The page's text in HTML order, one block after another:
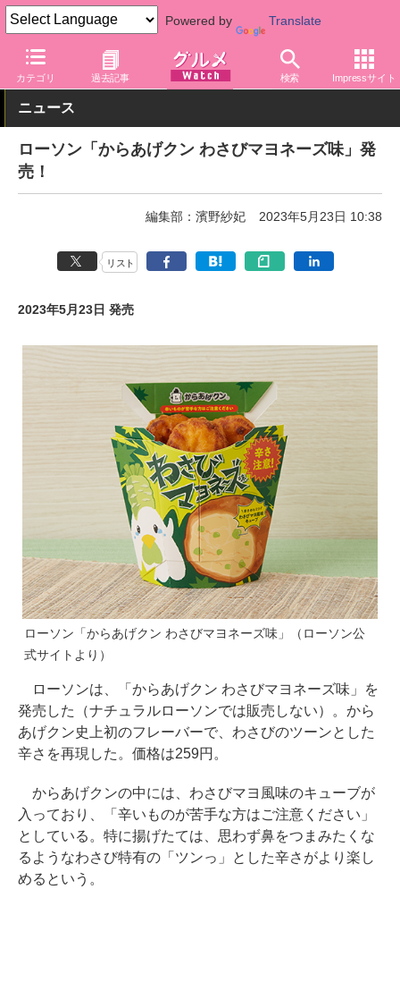
Powered by Translate
カテゴリ 過去記事 検索 Impressサイト
グルメ Watch 店舗 コンビニ ローソン
ニュース
ローソン「からあげクン わさびマヨネーズ味」発
売！
編集部：濱野紗妃 2023年5月23日 10:38
リスト
2023年5月23日 発売
ローソン「からあげクン わさびマヨネーズ味」（ローソン公
式サイトより）
ローソンは、「からあげクン わさびマヨネーズ味」を
発売した（ナチュラルローソンでは販売しない）。から
あげクン史上初のフレーバーで、わさびのツーンとした
辛さを再現した。価格は259円。
からあげクンの中には、わさびマヨ風味のキューブが
入っており、「辛いものが苦手な方はご注意ください」
としている。特に揚げたては、思わず鼻をつまみたくな
るようなわさび特有の「ツンっ」とした辛さがより楽し
めるという。